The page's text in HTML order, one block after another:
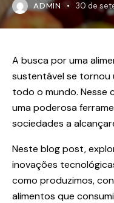
ADMIN 30 de
A busca por uma
sustentável se tornou
todo o mundo. Nesse
uma poderosa
sociedades a
Neste blog post,
inovações
como produzimos,
alimentos que